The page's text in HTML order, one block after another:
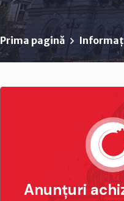
Prima pagină
Anunțuri